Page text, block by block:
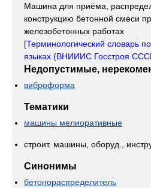
Машина для приёма,
конструкцию бетонной смеси
железобетонных работах
[Терминологический словарь
языках (ВНИИИС Госстроя
Недопустимые,
виброформа
Тематики
машины мелиоративные
строит. машины, оборуд.,
Синонимы
бетонораспределитель